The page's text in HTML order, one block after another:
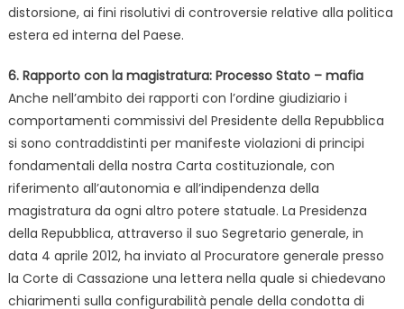
distorsione, ai fini risolutivi di controversie relative alla politica
estera ed interna del Paese.
6. Rapporto con la magistratura: Processo Stato – mafia
Anche nell’ambito dei rapporti con l’ordine giudiziario i
comportamenti commissivi del Presidente della Repubblica
si sono contraddistinti per manifeste violazioni di principi
fondamentali della nostra Carta costituzionale, con
riferimento all’autonomia e all’indipendenza della
magistratura da ogni altro potere statuale. La Presidenza
della Repubblica, attraverso il suo Segretario generale, in
data 4 aprile 2012, ha inviato al Procuratore generale presso
la Corte di Cassazione una lettera nella quale si chiedevano
chiarimenti sulla configurabilità penale della condotta di